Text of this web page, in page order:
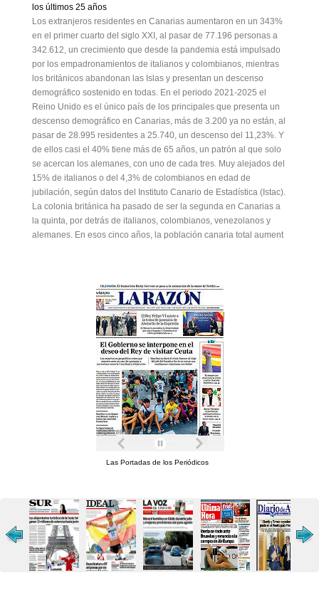
los últimos 25 años
Los extranjeros residentes en Canarias aumentaron en un 343%
en el primer cuarto del siglo XXI, al pasar de 77.196 personas a
342.612, un crecimiento que desde la pandemia está impulsado
por los empadronamientos de italianos y colombianos, mientras
los británicos abandonan las Islas y presentan un descenso
demográfico sostenido en todas. En el periodo 2021-2025 el
Reino Unido es el único país de los principales que presenta un
descenso demográfico en Canarias, más de 3.200 ya no están, al
pasar de 28.995 residentes a 25.740, un descenso del 11,23%. Y
de ellos casi el 40% tiene más de 65 años, un patrón al que solo
se acercan los alemanes, con uno de cada tres. Muy alejados del
15% de italianos o del 4,3% de colombianos en edad de
jubilación, según datos del Instituto Canario de Estadística (Istac).
La colonia británica ha pasado de ser la segunda en Canarias a
la quinta, por detrás de italianos, colombianos, venezolanos y
alemanes. En esos cinco años, la población canaria total aument
Las Portadas de los Periódicos